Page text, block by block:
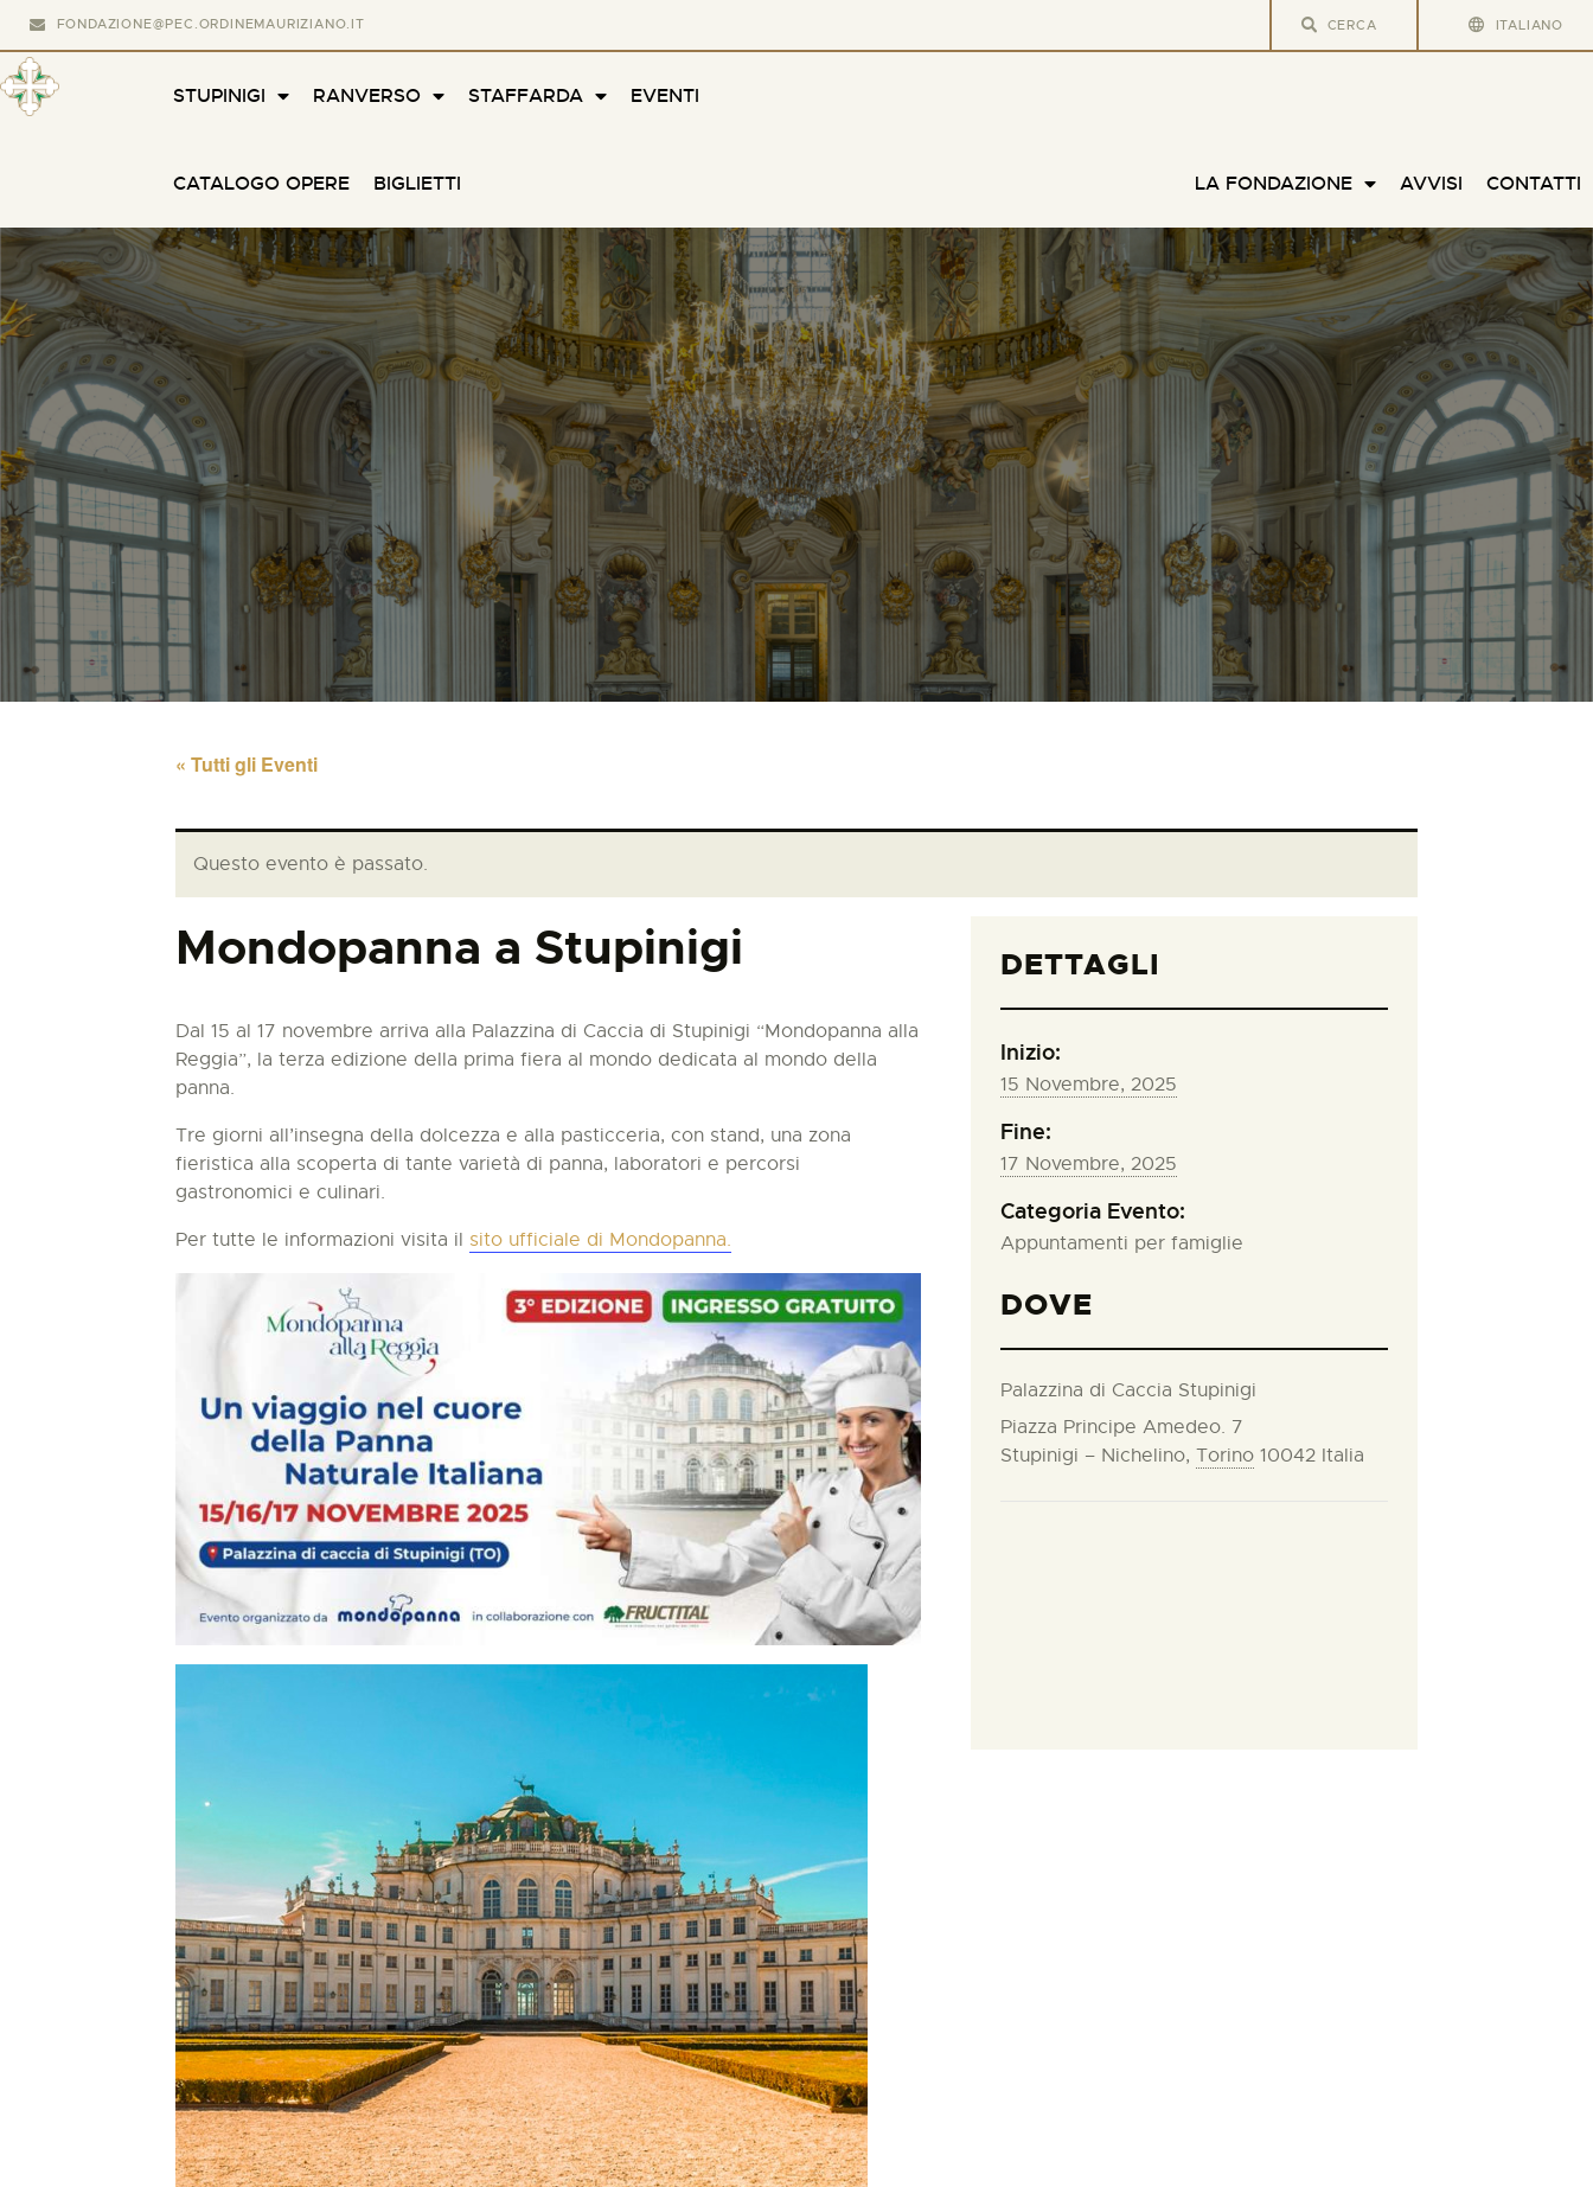
FONDAZIONE@PEC.ORDINEMAURIZIANO.IT ITALIANO
STUPINIGI RANVERSO STAFFARDA EVENTI
CATALOGO OPERE BIGLIETTI LA FONDAZIONE AVVISI CONTATTI
« Tutti gli Eventi
Questo evento è passato.
Mondopanna a Stupinigi
Dal 15 al 17 novembre arriva alla Palazzina di Caccia di Stupinigi “Mondopanna alla
Reggia”, la terza edizione della prima fiera al mondo dedicata al mondo della
panna.
Tre giorni all’insegna della dolcezza e alla pasticceria, con stand, una zona
fieristica alla scoperta di tante varietà di panna, laboratori e percorsi
gastronomici e culinari.
Per tutte le informazioni visita il sito ufficiale di Mondopanna.
DETTAGLI
Inizio:
15 Novembre, 2025
Fine:
17 Novembre, 2025
Categoria Evento:
Appuntamenti per famiglie
DOVE
Palazzina di Caccia Stupinigi
Piazza Principe Amedeo. 7
Stupinigi – Nichelino, Torino 10042 Italia